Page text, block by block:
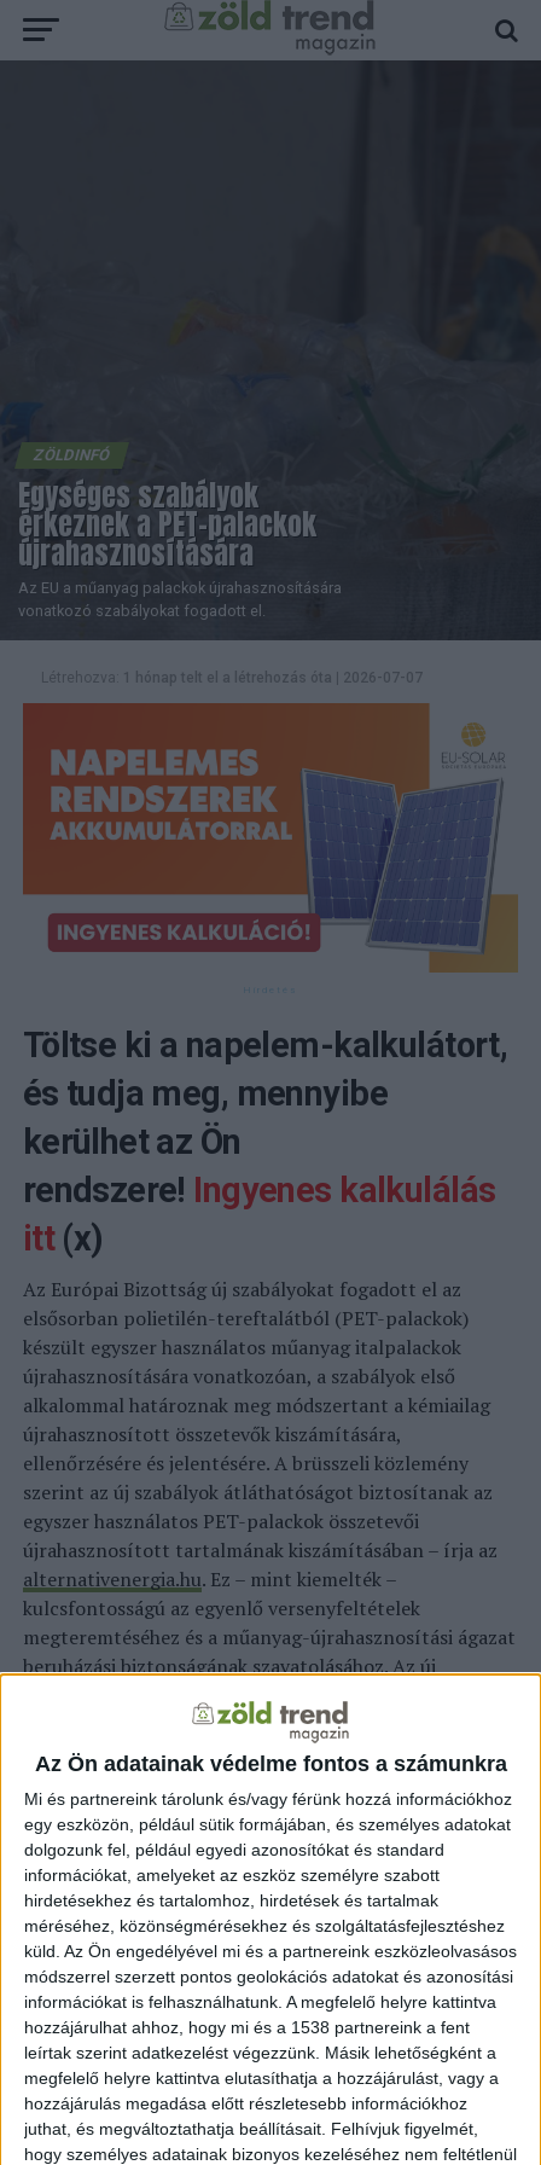
Az Ön adatainak védelme fontos a számunkra
Mi és partnereink tárolunk és/vagy férünk hozzá információkhoz
egy eszközön, például sütik formájában, és személyes adatokat
dolgozunk fel, például egyedi azonosítókat és standard
információkat, amelyeket az eszköz személyre szabott
hirdetésekhez és tartalomhoz, hirdetések és tartalmak
méréséhez, közönségmérésekhez és szolgáltatásfejlesztéshez
küld. Az Ön engedélyével mi és a partnereink eszközleolvasásos
módszerrel szerzett pontos geolokációs adatokat és azonosítási
információkat is felhasználhatunk. A megfelelő helyre kattintva
hozzájárulhat ahhoz, hogy mi és a 1538 partnereink a fent
leírtak szerint adatkezelést végezzünk. Másik lehetőségként a
megfelelő helyre kattintva elutasíthatja a hozzájárulást, vagy a
hozzájárulás megadása előtt részletesebb információkhoz
juthat, és megváltoztathatja beállításait. Felhívjuk figyelmét,
hogy személyes adatainak bizonyos kezeléséhez nem feltétlenül
ZÖLDINFÓ
Egységes szabályok
érkeznek a PET-palackok
újrahasznosítására
Az EU a műanyag palackok újrahasznosítására
vonatkozó szabályokat fogadott el.
Létrehozva: 1 hónap telt el a létrehozás óta 2026-07-07
Töltse ki a napelem-kalkulátort,
és tudja meg, mennyibe
kerülhet az Ön
rendszere! Ingyenes kalkulálás
itt (x)
Az Európai Bizottság új szabályokat fogadott el az
elsősorban polietilén-tereftalátból (PET-palackok)
készült egyszer használatos műanyag italpalackok
újrahasznosítására vonatkozóan, a szabályok első
alkalommal határoznak meg módszertant a kémiailag
újrahasznosított összetevők kiszámítására,
ellenőrzésére és jelentésére. A brüsszeli közlemény
szerint az új szabályok átláthatóságot biztosítanak az
egyszer használatos PET-palackok összetevői
újrahasznosított tartalmának kiszámításában – írja az
alternativenergia.hu. Ez – mint kiemelték –
kulcsfontosságú az egyenlő versenyfeltételek
megteremtéséhez és a műanyag-újrahasznosítási ágazat
beruházási biztonságának szavatolásához. Az új
szabályok bármilyen újrahasznosítási technológiára
alkalmazhatók, beleértve a kémiai és mechanikai
technológiákat is. A szabályozás segíteni fogja a
szóló irányelvben meghatározott újrahasznosított
tartalomra vonatkozó cél elérésében – írták.
Megjegyezték: a mechanikai újrahasznosítás jelenleg a
műanyagok újrahasznosításának legszélesebb körben
használt módszere. Ezt jellemzően a műanyagok
válogatására, tisztítására, aprítására és új termékekké
formálására használják. Egyes műanyaghulladékok
azonban nem hasznosíthatók hatékonyan
mechanikusan. Ezek közé például az
élelmiszermaradékokat, adalékanyagokat és egyéb
vegyes anyagokat tartalmazó műanyaghulladékok
tartoznak. Esetükben a kémiai újrahasznosítás